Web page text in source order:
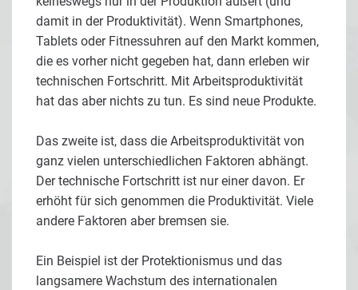
damit in der Produktivität). Wenn Smartphones,
Tablets oder Fitnessuhren auf den Markt kommen,
die es vorher nicht gegeben hat, dann erleben wir
technischen Fortschritt. Mit Arbeitsproduktivität
hat das aber nichts zu tun. Es sind neue Produkte.
Das zweite ist, dass die Arbeitsproduktivität von
ganz vielen unterschiedlichen Faktoren abhängt.
Der technische Fortschritt ist nur einer davon. Er
erhöht für sich genommen die Produktivität. Viele
andere Faktoren aber bremsen sie.
Ein Beispiel ist der Protektionismus und das
langsamere Wachstum des internationalen